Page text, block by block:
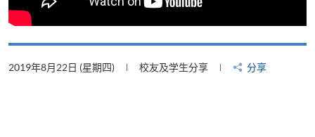
2019年8月22日 (星期四) 校友及学生分享 分享